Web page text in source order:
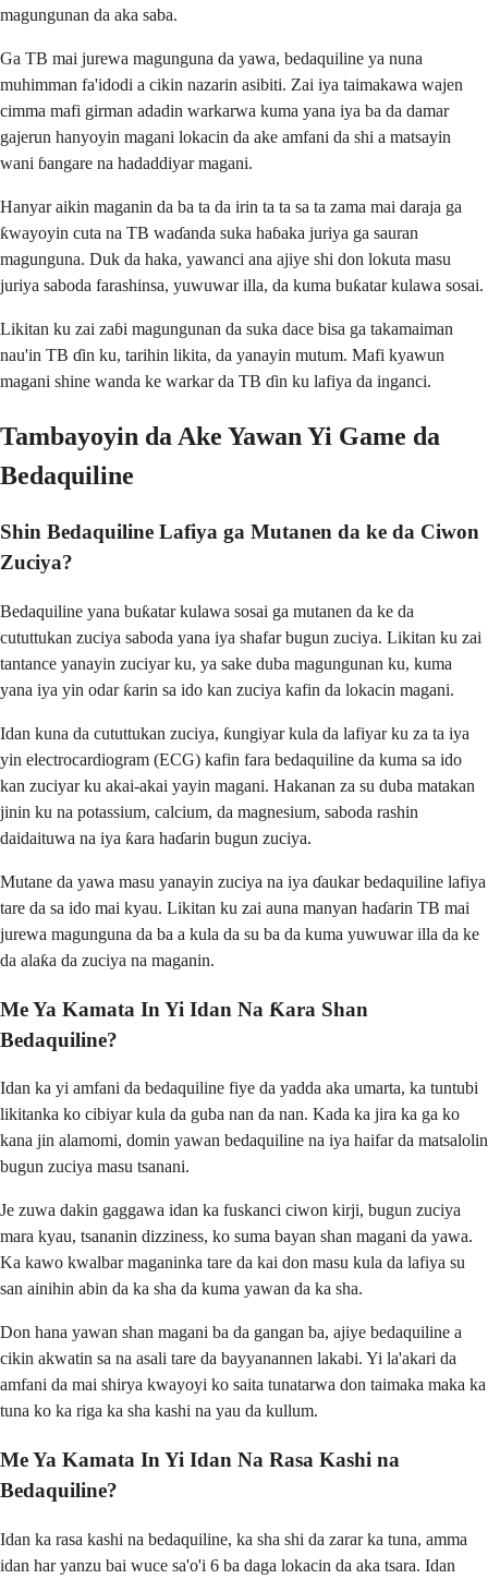
magungunan da aka saba.
Ga TB mai jurewa magunguna da yawa, bedaquiline ya nuna
muhimman fa'idodi a cikin nazarin asibiti. Zai iya taimakawa wajen
cimma mafi girman adadin warkarwa kuma yana iya ba da damar
gajerun hanyoyin magani lokacin da ake amfani da shi a matsayin
wani ɓangare na hadaddiyar magani.
Hanyar aikin maganin da ba ta da irin ta ta sa ta zama mai daraja ga
ƙwayoyin cuta na TB waɗanda suka haɓaka juriya ga sauran
magunguna. Duk da haka, yawanci ana ajiye shi don lokuta masu
juriya saboda farashinsa, yuwuwar illa, da kuma buƙatar kulawa sosai.
Likitan ku zai zaɓi magungunan da suka dace bisa ga takamaiman
nau'in TB ɗin ku, tarihin likita, da yanayin mutum. Mafi kyawun
magani shine wanda ke warkar da TB ɗin ku lafiya da inganci.
Tambayoyin da Ake Yawan Yi Game da
Bedaquiline
Shin Bedaquiline Lafiya ga Mutanen da ke da Ciwon
Zuciya?
Bedaquiline yana buƙatar kulawa sosai ga mutanen da ke da
cututtukan zuciya saboda yana iya shafar bugun zuciya. Likitan ku zai
tantance yanayin zuciyar ku, ya sake duba magungunan ku, kuma
yana iya yin odar ƙarin sa ido kan zuciya kafin da lokacin magani.
Idan kuna da cututtukan zuciya, ƙungiyar kula da lafiyar ku za ta iya
yin electrocardiogram (ECG) kafin fara bedaquiline da kuma sa ido
kan zuciyar ku akai-akai yayin magani. Hakanan za su duba matakan
jinin ku na potassium, calcium, da magnesium, saboda rashin
daidaituwa na iya ƙara haɗarin bugun zuciya.
Mutane da yawa masu yanayin zuciya na iya ɗaukar bedaquiline lafiya
tare da sa ido mai kyau. Likitan ku zai auna manyan haɗarin TB mai
jurewa magunguna da ba a kula da su ba da kuma yuwuwar illa da ke
da alaƙa da zuciya na maganin.
Me Ya Kamata In Yi Idan Na Ƙara Shan
Bedaquiline?
Idan ka yi amfani da bedaquiline fiye da yadda aka umarta, ka tuntubi
likitanka ko cibiyar kula da guba nan da nan. Kada ka jira ka ga ko
kana jin alamomi, domin yawan bedaquiline na iya haifar da matsalolin
bugun zuciya masu tsanani.
Je zuwa dakin gaggawa idan ka fuskanci ciwon kirji, bugun zuciya
mara kyau, tsananin dizziness, ko suma bayan shan magani da yawa.
Ka kawo kwalbar maganinka tare da kai don masu kula da lafiya su
san ainihin abin da ka sha da kuma yawan da ka sha.
Don hana yawan shan magani ba da gangan ba, ajiye bedaquiline a
cikin akwatin sa na asali tare da bayyanannen lakabi. Yi la'akari da
amfani da mai shirya kwayoyi ko saita tunatarwa don taimaka maka ka
tuna ko ka riga ka sha kashi na yau da kullum.
Me Ya Kamata In Yi Idan Na Rasa Kashi na
Bedaquiline?
Idan ka rasa kashi na bedaquiline, ka sha shi da zarar ka tuna, amma
idan har yanzu bai wuce sa'o'i 6 ba daga lokacin da aka tsara. Idan